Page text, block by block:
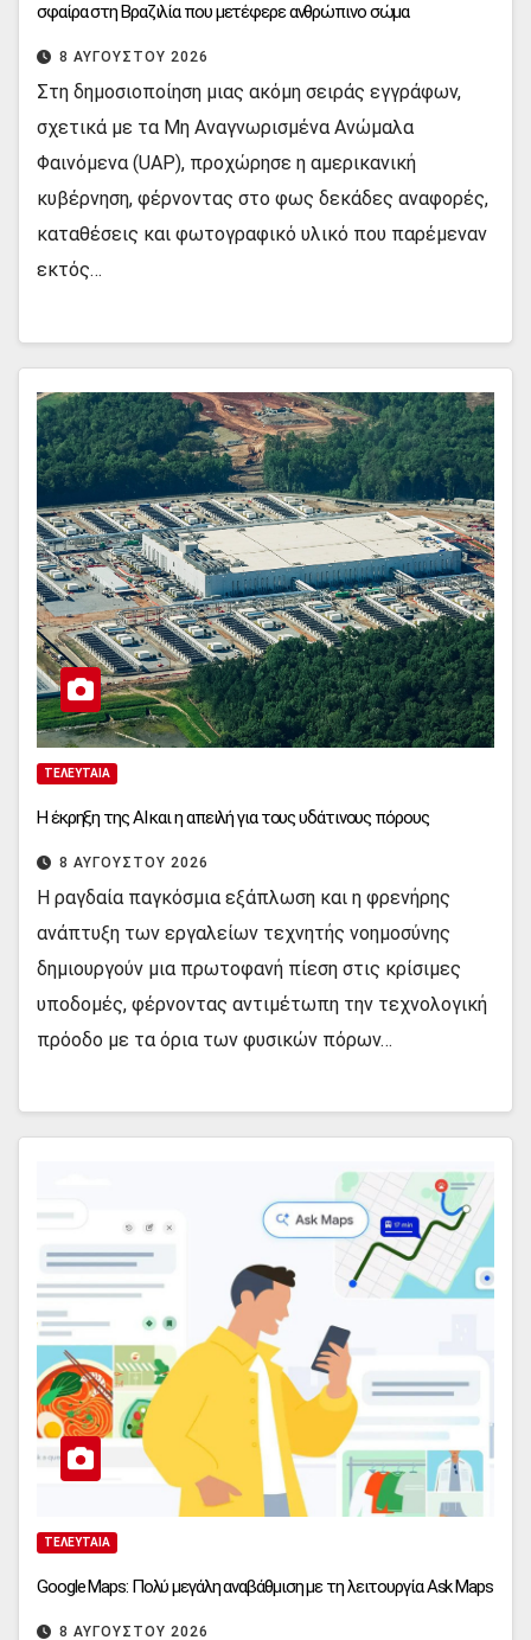
σφαίρα στη Βραζιλία που μετέφερε ανθρώπινο σώμα
8 ΑΥΓΟΎΣΤΟΥ 2026
Στη δημοσιοποίηση μιας ακόμη σειράς εγγράφων,
σχετικά με τα Μη Αναγνωρισμένα Ανώμαλα
Φαινόμενα (UAP), προχώρησε η αμερικανική
κυβέρνηση, φέρνοντας στο φως δεκάδες αναφορές,
καταθέσεις και φωτογραφικό υλικό που παρέμεναν
εκτός…
ΤΕΛΕΥΤΑΊΑ
Η έκρηξη της AI και η απειλή για τους υδάτινους πόρους
8 ΑΥΓΟΎΣΤΟΥ 2026
Η ραγδαία παγκόσμια εξάπλωση και η φρενήρης
ανάπτυξη των εργαλείων τεχνητής νοημοσύνης
δημιουργούν μια πρωτοφανή πίεση στις κρίσιμες
υποδομές, φέρνοντας αντιμέτωπη την τεχνολογική
πρόοδο με τα όρια των φυσικών πόρων…
ΤΕΛΕΥΤΑΊΑ
Google Maps: Πολύ μεγάλη αναβάθμιση με τη λειτουργία Ask Maps
8 ΑΥΓΟΎΣΤΟΥ 2026